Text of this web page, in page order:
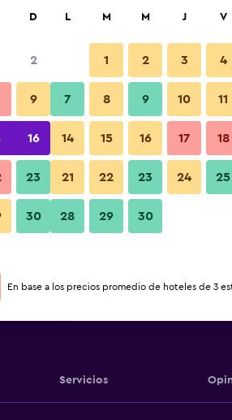
noche
oferta
oferta
Restaurante
Fotos
Servicios
D
2
9
16
23
30
L M M J V
1 2 3 4
7 8 9 10 11
14 15 16 17 18
21 22 23 24 25
28 29 30
En base a los precios promedio de hoteles de 3